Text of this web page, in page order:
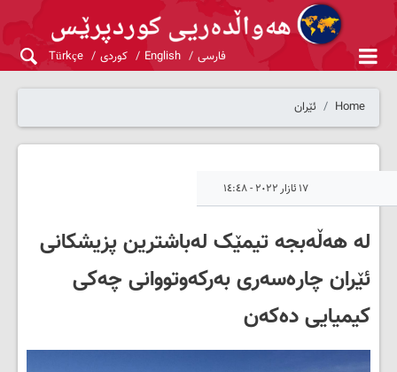
فارسی English کوردی Türkçe
Home ئێران
١٧ ئازار ٢٠٢٢ - ١٤:٤٨
لە هەڵەبجە تیمێک لەباشترین پزیشکانی
ئێران چارەسەری بەرکەوتووانی چەکی
کیمیایی دەکەن